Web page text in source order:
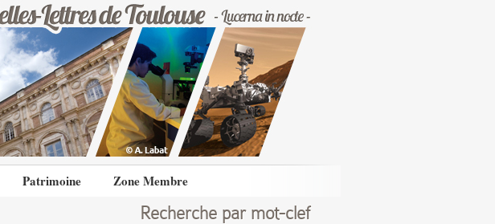
Patrimoine Zone Membre
Recherche par mot-clef